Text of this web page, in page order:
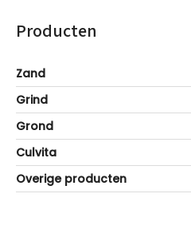
Producten
Zand
Grind
Grond
Culvita
Overige producten